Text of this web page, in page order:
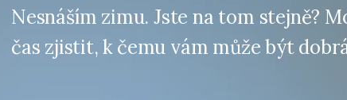
Nesnáším zimu. Jste na tom stejně?
čas zjistit, k čemu vám může být